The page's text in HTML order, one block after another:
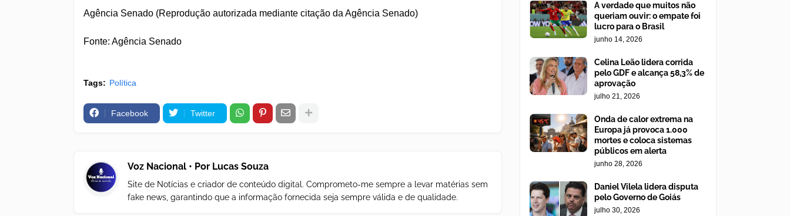
Agência Senado (Reprodução autorizada mediante citação da Agência Senado)
Fonte: Agência Senado
Tags: Política
Facebook Twitter
Voz Nacional • Por Lucas Souza
Site de Notícias e criador de conteúdo digital. Comprometo-me sempre a levar matérias sem
fake news, garantindo que a informação fornecida seja sempre válida e de qualidade.
A verdade que muitos não
queriam ouvir: o empate foi
lucro para o Brasil
junho 14, 2026
Celina Leão lidera corrida
pelo GDF e alcança 58,3% de
aprovação
julho 21, 2026
Onda de calor extrema na
Europa já provoca 1.000
mortes e coloca sistemas
públicos em alerta
junho 28, 2026
Daniel Vilela lidera disputa
pelo Governo de Goiás
julho 30, 2026